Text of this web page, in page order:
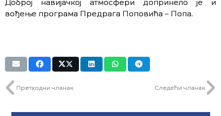
Доброј навијачкој атмосфери допринело је и
вођење програма Предрага Поповића – Попа.
Претходни чланак Следећи чланак